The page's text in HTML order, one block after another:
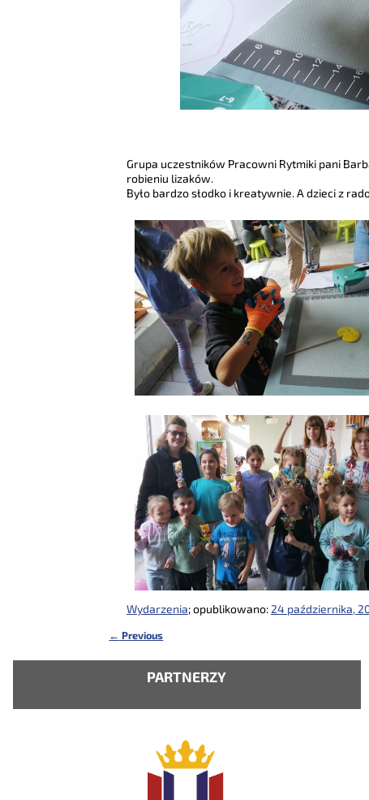
Grupa uczestników Pracowni Rytmiki pani
robieniu lizaków.
Było bardzo słodko i kreatywnie. A dzieci z
Wydarzenia; opublikowano: 24 października,
← Previous
PARTNERZY